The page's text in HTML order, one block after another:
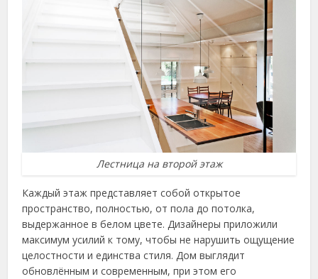
Лестница на второй этаж
Каждый этаж представляет собой открытое
пространство, полностью, от пола до потолка,
выдержанное в белом цвете. Дизайнеры приложили
максимум усилий к тому, чтобы не нарушить ощущение
целостности и единства стиля. Дом выглядит
обновлённым и современным, при этом его